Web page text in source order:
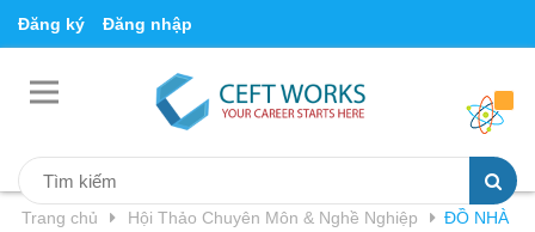
Đăng ký Đăng nhập
Trang chủ Hội Thảo Chuyên Môn & Nghề Nghiệp
ĐỒ NHÀ